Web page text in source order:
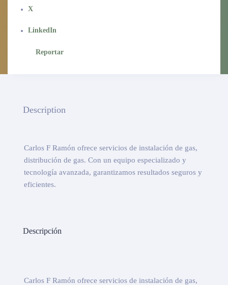
X
LinkedIn
Reportar
Description
Carlos F Ramón ofrece servicios de instalación de gas,
distribución de gas. Con un equipo especializado y
tecnología avanzada, garantizamos resultados seguros y
eficientes.
Descripción
Carlos F Ramón ofrece servicios de instalación de gas,